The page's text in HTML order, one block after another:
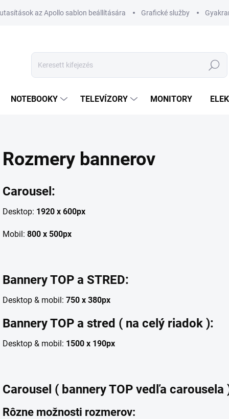
utasítások az Apollo sablon beállítására Grafické služby
Keresés
NOTEBOOKY TELEVÍZORY MONITORY
Rozmery bannerov
Carousel:
Desktop: 1920 x 600px
Mobil: 800 x 500px
Bannery TOP a STRED:
Desktop & mobil: 750 x 380px
Bannery TOP a stred ( na celý riadok ):
Desktop & mobil: 1500 x 190px
Carousel ( bannery TOP vedľa carousela
Rôzne možnosti rozmerov: